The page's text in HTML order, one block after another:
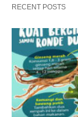
RECENT POSTS